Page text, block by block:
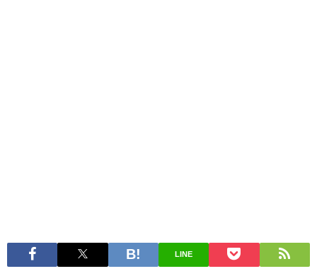
LINE